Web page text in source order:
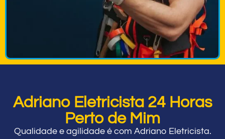
Adriano Eletricista 24 Horas
Perto de Mim
Qualidade e agilidade é com Adriano Eletricista.